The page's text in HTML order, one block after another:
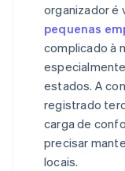
organizador é
pequenas
complicado à
estados. A
registrado
carga de
precisar
locais.